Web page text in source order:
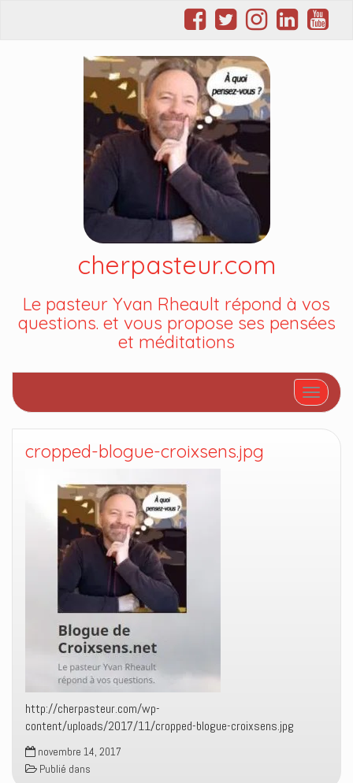
cherpasteur.com
Le pasteur Yvan Rheault répond à vos
questions. et vous propose ses pensées
et méditations
Afficher/
cropped-blogue-croixsens.jpg
http://cherpasteur.com/wp-
content/uploads/2017/11/cropped-blogue-croixsens.jpg
novembre 14, 2017
Publié dans